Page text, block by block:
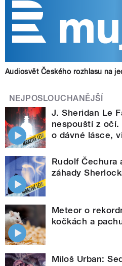
Audiosvět Českého rozhlasu na
NEJPOSLOUCHANĚJŠÍ
J. Sheridan Le
nespouští z očí.
o dávné lásce,
Rudolf Čechura
záhady
Meteor o
kočkách a
Miloš Urban: